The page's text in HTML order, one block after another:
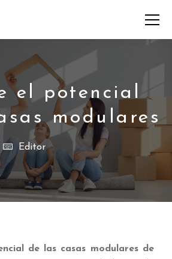
el potencial
modulares
Editor
de las casas modulares de